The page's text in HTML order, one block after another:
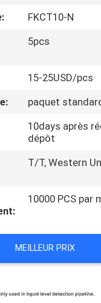
FKCT10-N
5pcs
15-25USD/pcs
paquet
10days après
dépôt
T/T, Western
10000 PCS par
MEILLEUR PRIX